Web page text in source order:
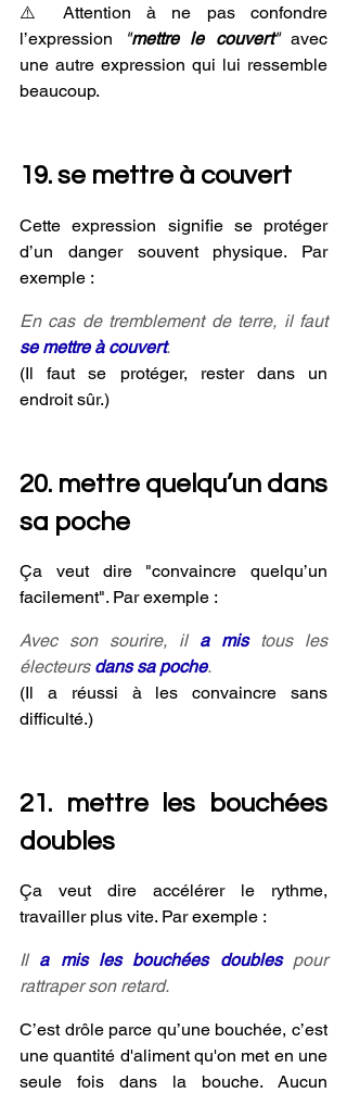
⚠️ Attention à ne pas confondre
l’expression
"mettre le couvert" avec
une autre expression qui lui ressemble
beaucoup.
19. se mettre à couvert
Cette expression signifie se protéger
d’un danger souvent physique. Par
exemple :
En cas de tremblement de terre, il faut
se mettre à couvert.
(Il faut se protéger, rester dans un
endroit sûr.)
20. mettre quelqu’un dans
sa poche
Ça veut dire "convaincre quelqu’un
facilement". Par exemple :
Avec son sourire, il a mis tous les
électeurs dans sa poche.
(Il a réussi à les convaincre sans
difficulté.)
21. mettre les bouchées
doubles
Ça veut dire accélérer le rythme,
travailler plus vite. Par exemple :
Il a mis les bouchées doubles pour
rattraper son retard.
C’est drôle parce qu’une bouchée, c’est
une quantité d'aliment qu'on met en une
seule fois dans la bouche. Aucun